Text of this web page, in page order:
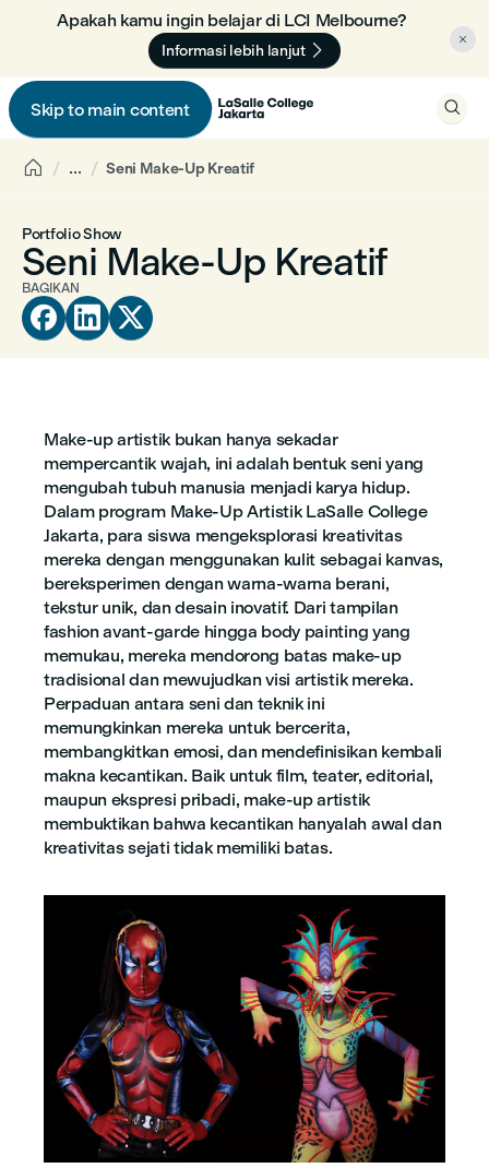
Apakah kamu ingin belajar di LCI Melbourne? 🇦🇺
Informasi lebih lanjut 

Skip to main content
 
 ... Seni Make-Up Kreatif
Portfolio Show
Seni Make-Up Kreatif
BAGIKAN
  
Make-up artistik bukan hanya sekadar
mempercantik wajah, ini adalah bentuk seni yang
mengubah tubuh manusia menjadi karya hidup.
Dalam program Make-Up Artistik LaSalle College
Jakarta, para siswa mengeksplorasi kreativitas
mereka dengan menggunakan kulit sebagai kanvas,
bereksperimen dengan warna-warna berani,
tekstur unik, dan desain inovatif. Dari tampilan
fashion avant-garde hingga body painting yang
memukau, mereka mendorong batas make-up
tradisional dan mewujudkan visi artistik mereka.
Perpaduan antara seni dan teknik ini
memungkinkan mereka untuk bercerita,
membangkitkan emosi, dan mendefinisikan kembali
makna kecantikan. Baik untuk film, teater, editorial,
maupun ekspresi pribadi, make-up artistik
membuktikan bahwa kecantikan hanyalah awal dan
kreativitas sejati tidak memiliki batas.